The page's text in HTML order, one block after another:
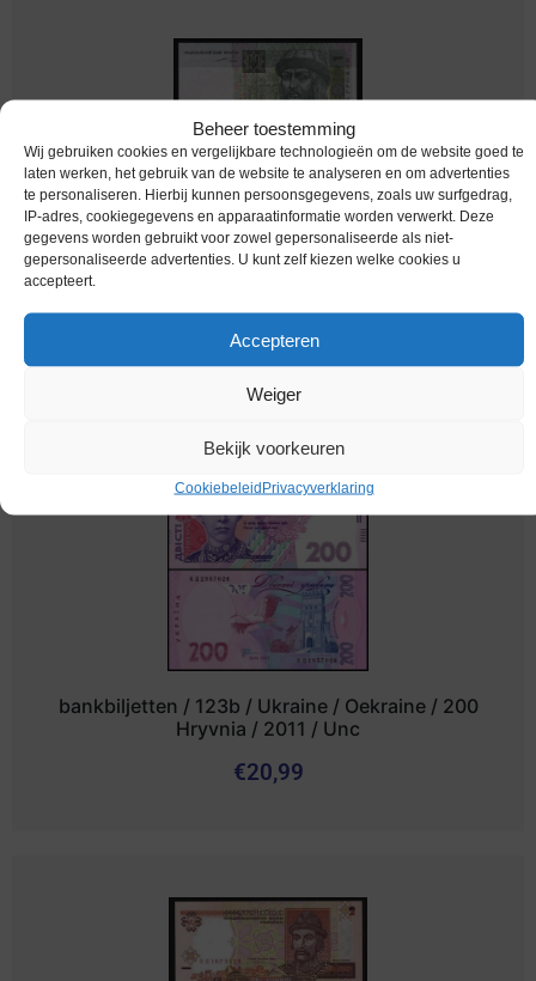
Beheer toestemming
Wij gebruiken cookies en vergelijkbare technologieën om de website goed te
laten werken, het gebruik van de website te analyseren en om advertenties
te personaliseren. Hierbij kunnen persoonsgegevens, zoals uw surfgedrag,
IP-adres, cookiegegevens en apparaatinformatie worden verwerkt. Deze
gegevens worden gebruikt voor zowel gepersonaliseerde als niet-
gepersonaliseerde advertenties. U kunt zelf kiezen welke cookies u
accepteert.
Accepteren
Weiger
Bekijk voorkeuren
CookiebeleidPrivacyverklaring
bankbiljetten / 116a / Ukraine / Oekraine / 1
Melding bij beschikbaarheid
bankbiljetten / 123b / Ukraine / Oekraine / 200
Hryvnia / 2011 / Unc
€20,99